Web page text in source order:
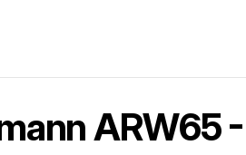
ARW65